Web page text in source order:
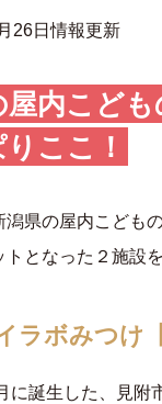
26日情報更新
内こども
ここ！
潟県の屋内こども
トとなった２施設
ボみつけ【
に誕生した、見附